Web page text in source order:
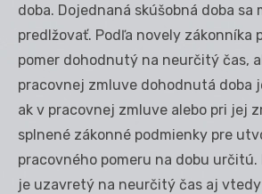
doba. Dojednaná skúšobná doba sa
predlžovať. Podľa novely zákonníka
pomer dohodnutý na neurčitý čas,
pracovnej zmluve dohodnutá doba
ak v pracovnej zmluve alebo pri jej
splnené zákonné podmienky pre
pracovného pomeru na dobu určitú.
je uzavretý na neurčitý čas aj